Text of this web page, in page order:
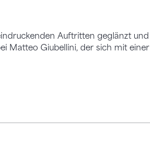
Auftritten geglänzt und
Matteo Giubellini, der sich mit einer